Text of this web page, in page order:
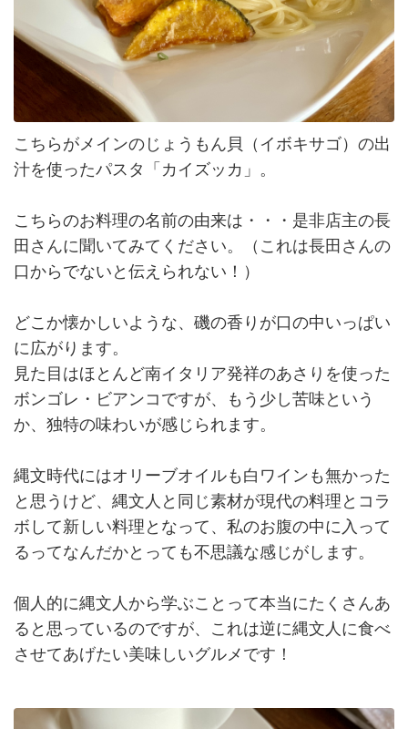
こちらがメインのじょうもん貝（イボキサゴ）の出
汁を使ったパスタ「カイズッカ」。
こちらのお料理の名前の由来は・・・是非店主の長
田さんに聞いてみてください。（これは長田さんの
口からでないと伝えられない！）
どこか懐かしいような、磯の香りが口の中いっぱい
に広がります。
見た目はほとんど南イタリア発祥のあさりを使った
ボンゴレ・ビアンコですが、もう少し苦味という
か、独特の味わいが感じられます。
縄文時代にはオリーブオイルも白ワインも無かった
と思うけど、縄文人と同じ素材が現代の料理とコラ
ボして新しい料理となって、私のお腹の中に入って
るってなんだかとっても不思議な感じがします。
個人的に縄文人から学ぶことって本当にたくさんあ
ると思っているのですが、これは逆に縄文人に食べ
させてあげたい美味しいグルメです！